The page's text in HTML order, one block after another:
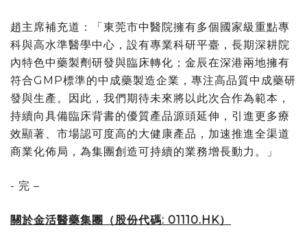
趙主席補充道：「東莞市中醫院擁有多個國家級重點專
科與高水準醫學中心，設有專業科研平臺，長期深耕院
內特色中藥製劑研發與臨床轉化；金辰在深港兩地擁有
符合GMP標準的中成藥製造企業，專注高品質中成藥研
發與生產。因此，我們期待未來將以此次合作為範本，
持續向具備臨床背書的優質產品源頭延伸，引進更多療
效顯著、市場認可度高的大健康產品，加速推進全渠道
商業化佈局，為集團創造可持續的業務增長動力。」
- 完 –
關於金活醫藥集團（股份代碼: 01110.HK）